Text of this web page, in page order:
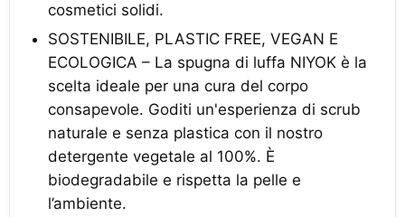
cosmetici solidi.
SOSTENIBILE, PLASTIC FREE, VEGAN E
ECOLOGICA – La spugna di luffa NIYOK è la
scelta ideale per una cura del corpo
consapevole. Goditi un'esperienza di scrub
naturale e senza plastica con il nostro
detergente vegetale al 100%. È
biodegradabile e rispetta la pelle e
l’ambiente.